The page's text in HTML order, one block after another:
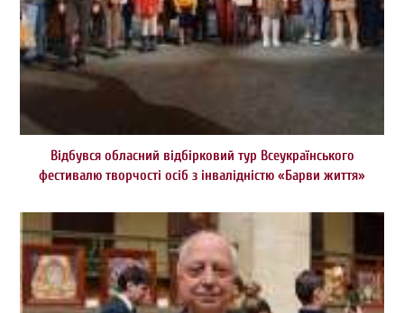
Відбувся обласний відбірковий тур Всеукраїнського
фестивалю творчості осіб з інвалідністю «Барви життя»